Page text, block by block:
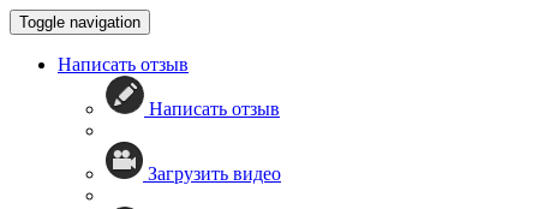
Toggle navigation
Написать отзыв
Написать отзыв
Загрузить видео